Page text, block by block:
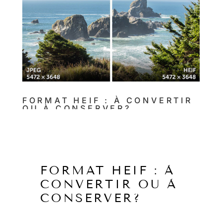
FORMAT HEIF : À CONVERTIR
OU À CONSERVER?
FORMAT HEIF : À
CONVERTIR OU À
CONSERVER?